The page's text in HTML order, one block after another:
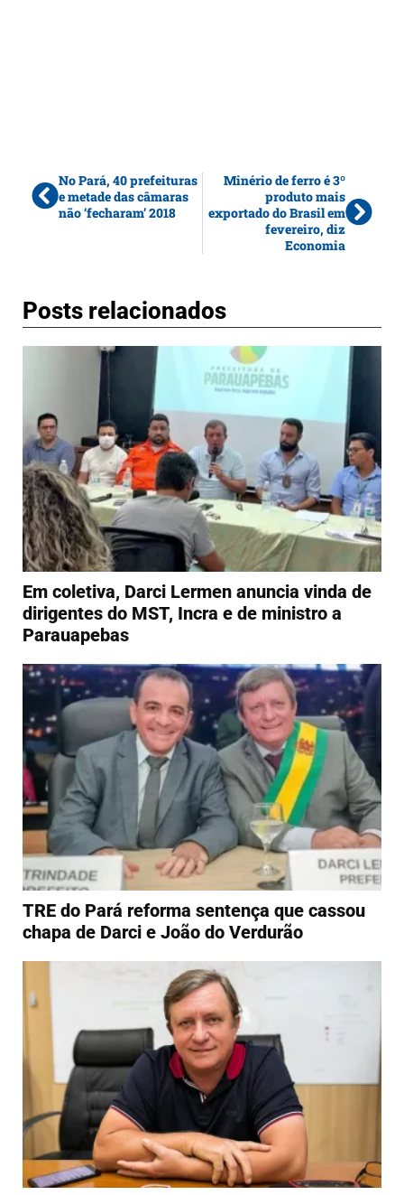
No Pará, 40 prefeituras
e metade das câmaras
não ‘fecharam’ 2018
Minério de ferro é 3º
produto mais
exportado do Brasil em
fevereiro, diz
Economia
Posts relacionados
Em coletiva, Darci Lermen anuncia vinda de
dirigentes do MST, Incra e de ministro a
Parauapebas
TRE do Pará reforma sentença que cassou
chapa de Darci e João do Verdurão